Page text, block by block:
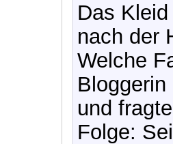
Das
nach der
Welche
und
Folge: